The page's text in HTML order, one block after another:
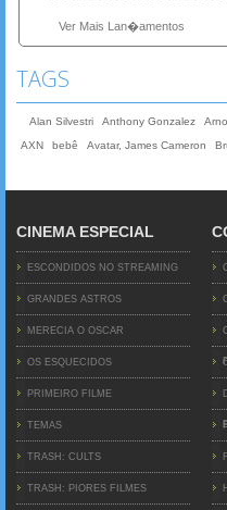
Ver Mais Lan�amentos
TAGS
Alan Silvestri Anthony Gonzalez
AXN
bebê Avatar, James Cameron
CINEMA ESPECIAL
ESCONDIDOS NO STREAMING
GRANDES ASTROS
MERECIA O OSCAR
OS ESQUECIDOS
PRIMEIRO FILME
TEMAS
TRASH: CULTS
TRASH: PIORES FILMES